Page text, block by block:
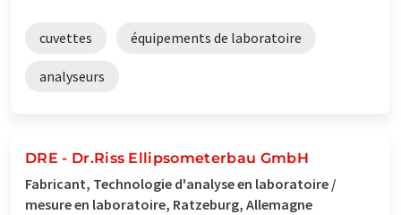
cuvettes équipements de laboratoire
analyseurs
DRE - Dr.Riss Ellipsometerbau GmbH
Fabricant, Technologie d'analyse en laboratoire /
mesure en laboratoire, Ratzeburg, Allemagne